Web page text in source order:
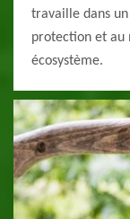
travaille dans
protection et au
écosystème.